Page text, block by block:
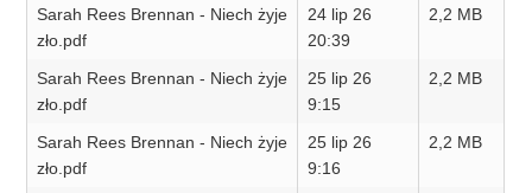
Sarah Rees Brennan - Niech żyje
zło.pdf
24 lip 26
20:39
2,2 MB
Sarah Rees Brennan - Niech żyje
zło.pdf
25 lip 26
9:15
2,2 MB
Sarah Rees Brennan - Niech żyje
zło.pdf
25 lip 26
9:16
2,2 MB